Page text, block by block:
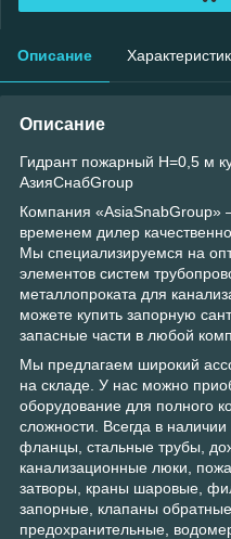
Описание
Описание
Гидрант пожарный H=0,5 м
АзияСнабGroup
Компания «AsiaSnabGroup»
временем дилер
Мы специализируемся на
элементов систем
металлопроката для
можете купить запорную
запасные части в любой
Мы предлагаем широкий
на складе. У нас можно
оборудование для полного
сложности. Всегда в наличии
фланцы, стальные трубы,
канализационные люки,
затворы, краны шаровые,
запорные, клапаны
предохранительные,